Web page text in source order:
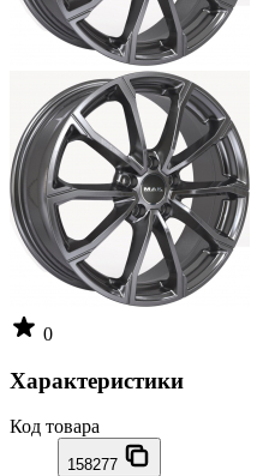
0
Характеристики
Код товара
158277